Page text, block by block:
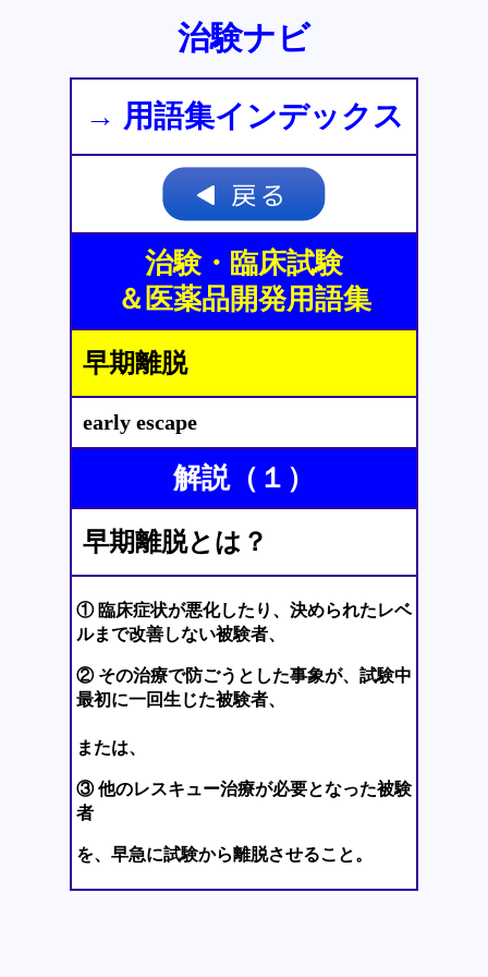
治験ナビ
→ 用語集インデックス
治験・臨床試験
＆医薬品開発用語集
早期離脱
early escape
解説（１）
早期離脱とは？
① 臨床症状が悪化したり、決められたレベ
ルまで改善しない被験者、
② その治療で防ごうとした事象が、試験中
最初に一回生じた被験者、
または、
③ 他のレスキュー治療が必要となった被験
者
を、早急に試験から離脱させること。